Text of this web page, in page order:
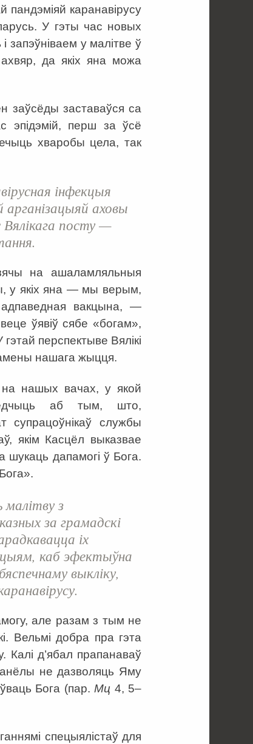
пандэміяй каранавірусу
У гэты час новых
запэўніваем у малітве ў
ахвяр, да якіх яна можа
заўсёды заставаўся са
эпідэмій, перш за ўсё
хваробы цела, так
інфекцыя
аховы
Вялікага посту —
на ашаламляльныя
у якіх яна — мы верым,
вакцына, —
ўявіў сябе «богам»,
перспектыве Вялікі
нашага жыцця.
нашых вачах, у якой
аб тым, што,
супрацоўнікаў службы
якім Касцёл выказвае
шукаць дапамогі ў Бога.
малітву з
за грамадскі
іх
каб эфектыўна
выкліку,
але разам з тым не
Вельмі добра пра гэта
Калі д’ябал прапанаваў
анёлы не дазволяць Яму
Бога (пар.Мц 4, 5–
спецыялістаў для